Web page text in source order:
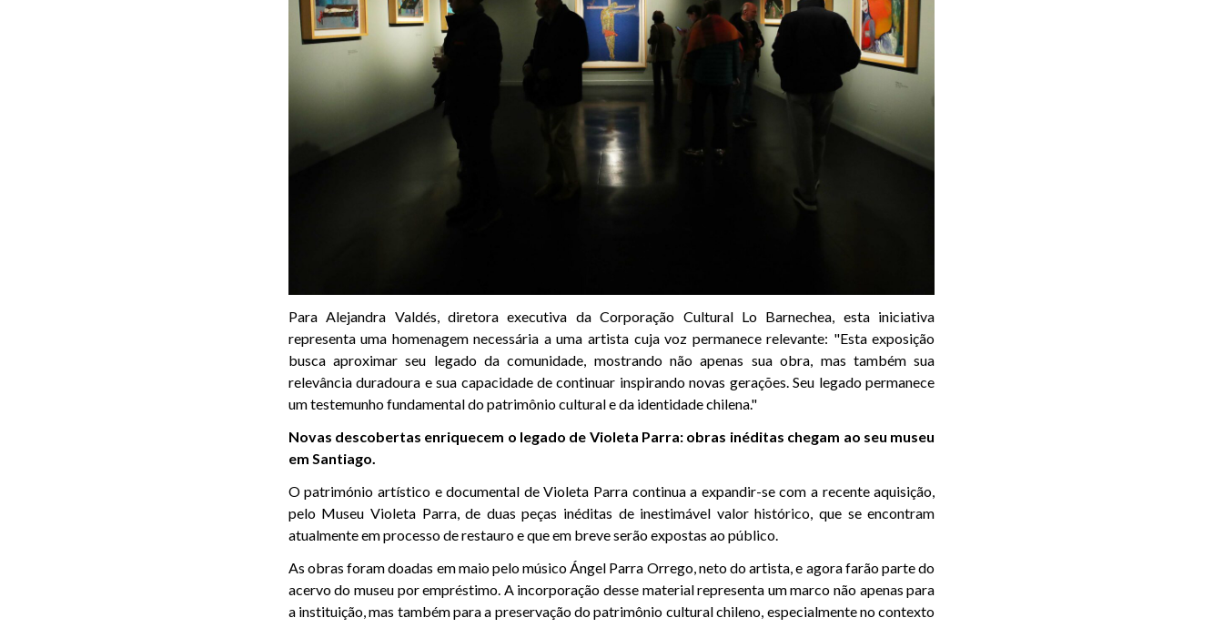
Para Alejandra Valdés, diretora executiva da Corporação Cultural Lo Barnechea, esta iniciativa
representa uma homenagem necessária a uma artista cuja voz permanece relevante: "Esta exposição
busca aproximar seu legado da comunidade, mostrando não apenas sua obra, mas também sua
relevância duradoura e sua capacidade de continuar inspirando novas gerações. Seu legado permanece
um testemunho fundamental do patrimônio cultural e da identidade chilena."
Novas descobertas enriquecem o legado de Violeta Parra: obras inéditas chegam ao seu museu
em Santiago.
O património artístico e documental de Violeta Parra continua a expandir-se com a recente aquisição,
pelo Museu Violeta Parra, de duas peças inéditas de inestimável valor histórico, que se encontram
atualmente em processo de restauro e que em breve serão expostas ao público.
As obras foram doadas em maio pelo músico Ángel Parra Orrego, neto do artista, e agora farão parte do
acervo do museu por empréstimo. A incorporação desse material representa um marco não apenas para
a instituição, mas também para a preservação do patrimônio cultural chileno, especialmente no contexto